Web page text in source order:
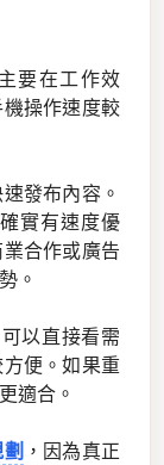
要在工作效
操作速度較
發布內容。
實有速度優
合作或廣告
。
以直接看需
便。如果重
適合。
，因為真正